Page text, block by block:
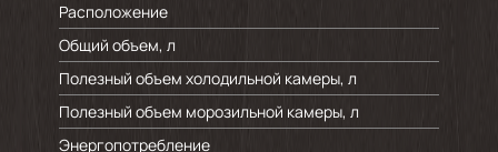
Расположение
Общий объем, л
Полезный объем холодильной камеры, л
Полезный объем морозильной камеры, л
Энергопотребление